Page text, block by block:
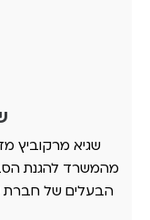
הבעלים של חברת